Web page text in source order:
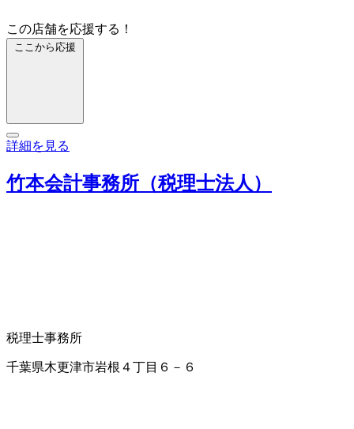
この店舗を応援する！
ここから応援
詳細を見る
竹本会計事務所（税理士法人）
税理士事務所
千葉県木更津市岩根４丁目６－６